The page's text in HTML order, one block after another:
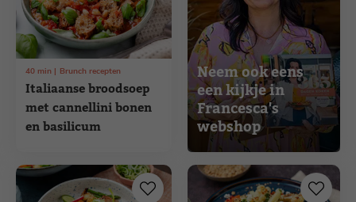
Italiaanse broodsoep
met cannellini bonen
en basilicum
40 min Brunch recepten
Neem ook eens
een kijkje in
Francesca's
webshop